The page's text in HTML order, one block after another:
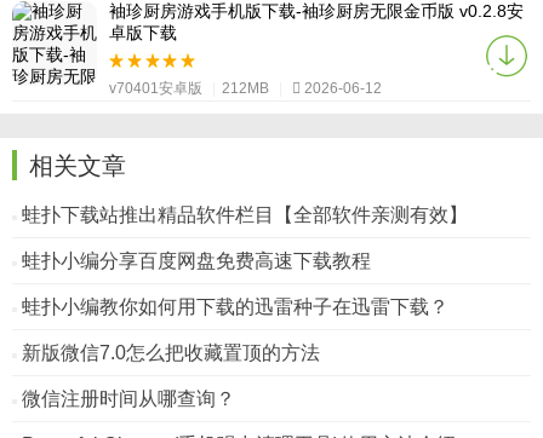
袖珍厨房游戏手机版下载-袖珍厨房无限金币版 v0.2.8安
卓版下载
v70401安卓版 212MB 2026-06-12
相关文章
蛙扑下载站推出精品软件栏目【全部软件亲测有效】
蛙扑小编分享百度网盘免费高速下载教程
蛙扑小编教你如何用下载的迅雷种子在迅雷下载？
新版微信7.0怎么把收藏置顶的方法
微信注册时间从哪查询？